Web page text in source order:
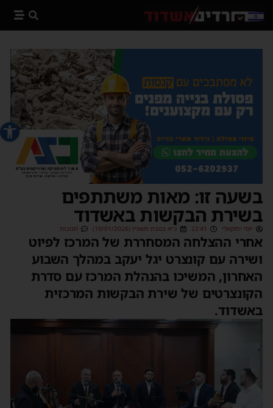
פתח
בשעה זו: מאות משתתפים
בשירת הבקשות באשדוד
יוסי יחזקאלי 22:41 כ״א בטבת תשפ״ו (10/01/2026) תגובות
אחרי ההצלחה המסחררת של המרכז לפיוט
ושירה עם קונצרט יגל יעקב במהלך השבוע
האחרון, המשיכו בהנהלת המרכז עם סדרת
הקונצרטים של שירת הבקשות המרכזית
באשדוד.